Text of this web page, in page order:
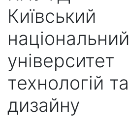
Київський
національний
університет
технологій та
дизайну